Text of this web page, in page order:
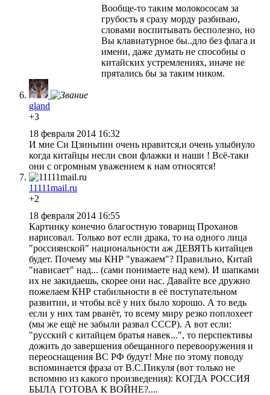
Вообще-то таким молокососам за
грубость я сразу морду разбиваю,
словами воспитывать бесполезно, но
Вы клавиатурное бы..дло без флага и
имени, даже думать не способны о
китайских устремлениях, иначе не
прятались бы за таким ником.
gland
+3
18 февраля 2014 16:32
И мне Си Цзиньпин очень нравится,и очень улыбнуло
когда китайцы несли свои флажки и наши ! Всё-таки
они с огромным уважением к нам относятся!
11111mail.ru
+2
18 февраля 2014 16:55
Картинку конечно благостную товарищ Проханов
нарисовал. Только вот если драка, то на одного лица
"россиянской" национальности аж ДЕВЯТЬ китайцев
будет. Почему мы КНР "уважаем"? Правильно, Китай
"нависает" над... (сами понимаете над кем). И шапками
их не закидаешь, скорее они нас. Давайте все дружно
пожелаем КНР стабильности в её поступательном
развитии, и чтобы всё у них было хорошо. А то ведь
если у них там рванёт, то всему миру резко поплохеет
(мы же ещё не забыли развал СССР). А вот если:
"русский с китайцем братья навек...", то перспективы
дожить до завершения обещанного перевооружения и
переоснащения ВС РФ будут! Мне по этому поводу
вспоминается фраза от В.С.Пикуля (вот только не
вспомню из какого произведения): КОГДА РОССИЯ
БЫЛА ГОТОВА К ВОЙНЕ?....